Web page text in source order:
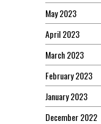
May 2023
April 2023
March 2023
February 2023
January 2023
December 2022